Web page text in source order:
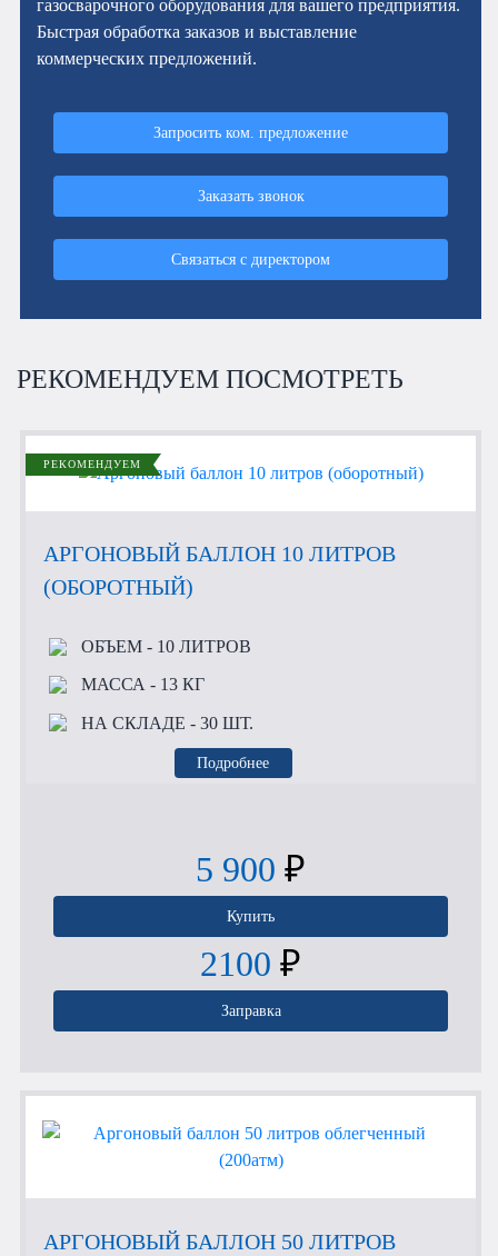
газосварочного оборудования для вашего предприятия.
Быстрая обработка заказов и выставление
коммерческих предложений.
Запросить ком. предложение
Заказать звонок
Связаться с директором
РЕКОМЕНДУЕМ ПОСМОТРЕТЬ
РЕКОМЕНДУЕМ
АРГОНОВЫЙ БАЛЛОН 10 ЛИТРОВ
(ОБОРОТНЫЙ)
ОБЪЕМ- 10 ЛИТРОВ
МАССА - 13 КГ
НА СКЛАДЕ - 30 ШТ.
Подробнее
5 900 ₽
Купить
2100 ₽
Заправка
АРГОНОВЫЙ БАЛЛОН 50 ЛИТРОВ